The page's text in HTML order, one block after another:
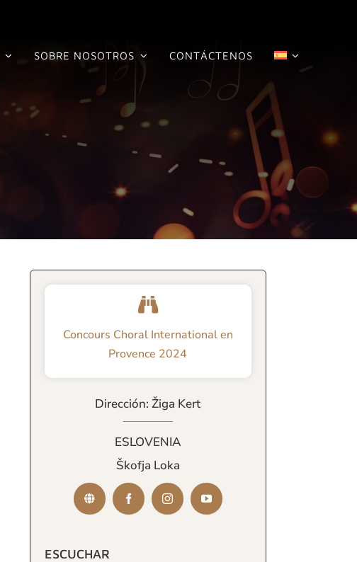
SOBRE NOSOTROS CONTÁCTENOS
Concours Choral International en
Provence 2024
Dirección: Žiga Kert
ESLOVENIA
Škofja Loka
ESCUCHAR